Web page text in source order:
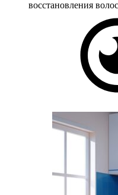
восстановления